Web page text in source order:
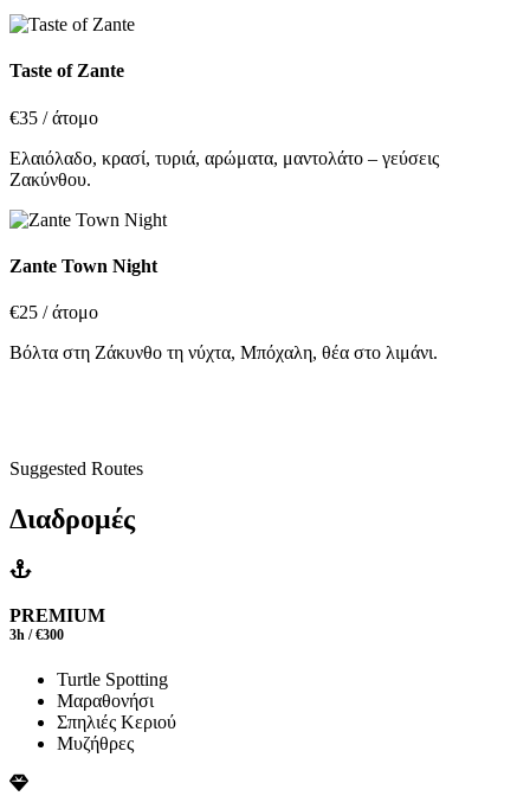
Taste of Zante
€35 / άτομο
Ελαιόλαδο, κρασί, τυριά, αρώματα, μαντολάτο – γεύσεις
Ζακύνθου.
Zante Town Night
€25 / άτομο
Βόλτα στη Ζάκυνθο τη νύχτα, Μπόχαλη, θέα στο λιμάνι.
Suggested Routes
Διαδρομές
PREMIUM
3h / €300
Turtle Spotting
Μαραθονήσι
Σπηλιές Κεριού
Μυζήθρες